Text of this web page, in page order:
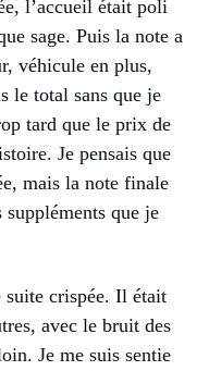
l’accueil était poli
sage. Puis la note a
véhicule en plus,
le total sans que je
tard que le prix de
Je pensais que
mais la note finale
suppléments que je
suite crispée. Il était
avec le bruit des
Je me suis sentie